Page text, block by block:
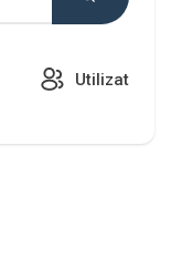
Utilizatori